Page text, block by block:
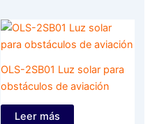
OLS-2SB01 Luz solar para
obstáculos de aviación
Leer más